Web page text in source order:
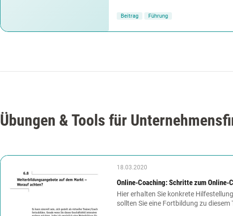
Beitrag Führung
Übungen & Tools für
18.03.2020
Online-Coaching: Schritte zum Online-
Hier erhalten Sie konkrete
sollten Sie eine Fortbildung zu diesem